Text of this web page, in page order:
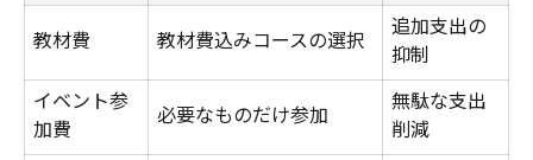
教材費
教材費込みコースの選択
追加支出の
抑制
イベント参
加費
必要なものだけ参加
無駄な支出
削減